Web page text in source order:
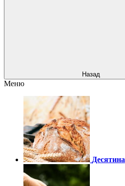
Назад
Меню
Десятина